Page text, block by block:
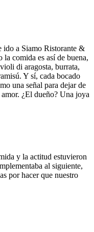
ido a Siamo Ristorante &
la comida es así de buena,
di aragosta, burrata,
Y sí, cada bocado
una señal para dejar de
¿El dueño? Una joya
y la actitud estuvieron
al siguiente,
por hacer que nuestro